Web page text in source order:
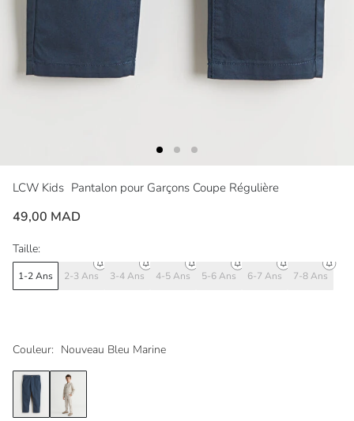
LCW Kids Pantalon pour Garçons Coupe Régulière
49,00 MAD
Couleur: Nouveau Bleu Marine
Taille:
1-2 Ans 2-3 Ans 3-4 Ans 4-5 Ans 5-6 Ans 6-7 Ans 7-8 Ans